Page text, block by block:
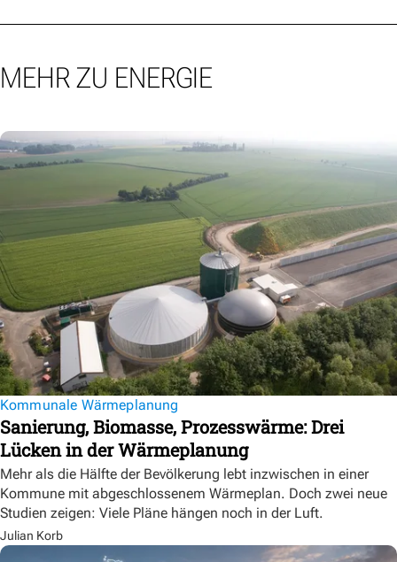
MEHR ZU ENERGIE
Kommunale Wärmeplanung
Sanierung, Biomasse, Prozesswärme: Drei
Lücken in der Wärmeplanung
Mehr als die Hälfte der Bevölkerung lebt inzwischen in einer
Kommune mit abgeschlossenem Wärmeplan. Doch zwei neue
Studien zeigen: Viele Pläne hängen noch in der Luft.
Julian Korb